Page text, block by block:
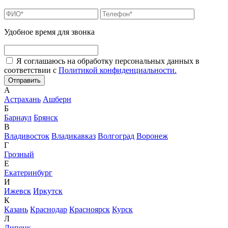
Удобное время для звонка
Я соглашаюсь на обработку персональных данных в
соответствии с Политикой конфиденциальности.
А
Астрахань Ашберн
Б
Барнаул Брянск
В
Владивосток Владикавказ Волгоград Воронеж
Г
Грозный
Е
Екатеринбург
И
Ижевск Иркутск
К
Казань Краснодар Красноярск Курск
Л